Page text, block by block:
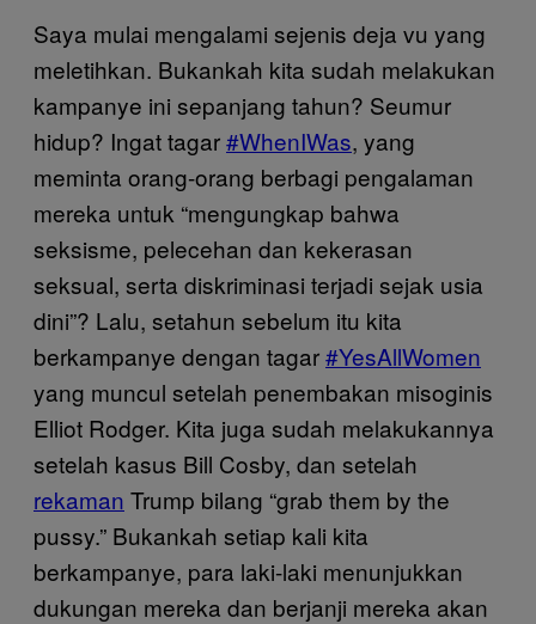
Saya mulai mengalami sejenis deja vu yang
meletihkan. Bukankah kita sudah melakukan
kampanye ini sepanjang tahun? Seumur
hidup? Ingat tagar#WhenIWas, yang
meminta orang-orang berbagi pengalaman
mereka untuk “mengungkap bahwa
seksisme, pelecehan dan kekerasan
seksual, serta diskriminasi terjadi sejak usia
dini”? Lalu, setahun sebelum itu kita
berkampanye dengan tagar#YesAllWomen
yang muncul setelah penembakan misoginis
Elliot Rodger. Kita juga sudah melakukannya
setelah kasus Bill Cosby, dan setelah
rekaman Trump bilang “grab them by the
pussy.” Bukankah setiap kali kita
berkampanye, para laki-laki menunjukkan
dukungan mereka dan berjanji mereka akan